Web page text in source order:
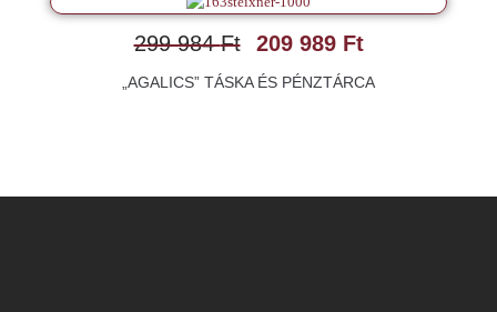
299 984Ft 209 989 Ft
„AGALICS” TÁSKA ÉS PÉNZTÁRCA